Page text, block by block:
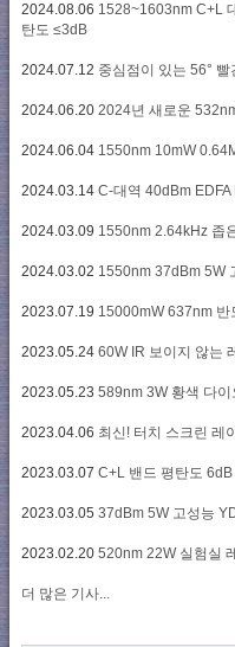
2024.08.06 1528~1603nm C+L
탄도 ≤3dB
2024.07.12 중심점이 있는 56° 빨
2024.06.20 2024년 새로운
2024.06.04 1550nm 10mW
2024.03.14 C-대역 40dBm EDFA
2024.03.09 1550nm 2.64kHz 좁
2024.03.02 1550nm 37dBm 5W
2023.07.19 15000mW 637nm 반
2023.05.24 60W IR 보이지 않는
2023.05.23 589nm 3W 황색 다이
2023.04.06 최신! 터치 스크린 레
2023.03.07 C+L 밴드 평탄도
2023.03.05 37dBm 5W 고성능
2023.02.20 520nm 22W 실험실
더 많은 기사...